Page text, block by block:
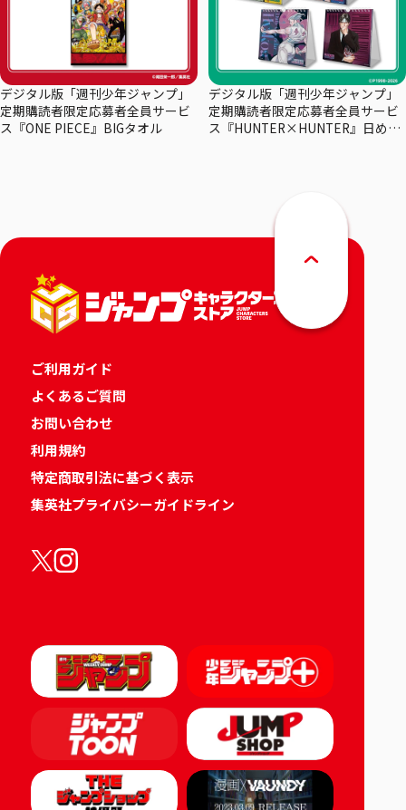
デジタル版「週刊少年ジャンプ」
定期購読者限定応募者全員サービ
ス『ONE PIECE』BIGタオル
デジタル版「週刊少年ジャンプ」
定期購読者限定応募者全員サービ
ス『HUNTER×HUNTER』日めく
ご利用ガイド
よくあるご質問
お問い合わせ
利用規約
特定商取引法に基づく表示
集英社プライバシーガイドライン